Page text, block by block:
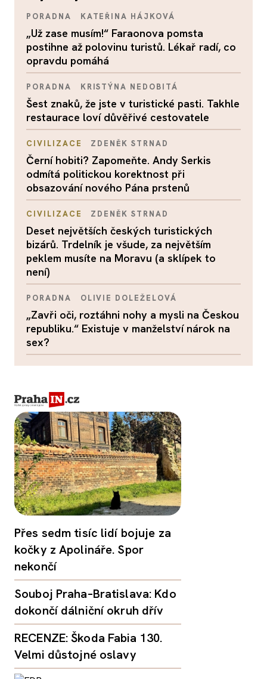
PORADNA KATEŘINA HÁJKOVÁ
„Už zase musím!“ Faraonova pomsta
postihne až polovinu turistů. Lékař radí, co
opravdu pomáhá
PORADNA KRISTÝNA NEDOBITÁ
Šest znaků, že jste v turistické pasti. Takhle
restaurace loví důvěřivé cestovatele
CIVILIZACE ZDENĚK STRNAD
Černí hobiti? Zapomeňte. Andy Serkis
odmítá politickou korektnost při
obsazování nového Pána prstenů
CIVILIZACE ZDENĚK STRNAD
Deset největších českých turistických
bizárů. Trdelník je všude, za největším
peklem musíte na Moravu (a sklípek to
není)
PORADNA OLIVIE DOLEŽELOVÁ
„Zavři oči, roztáhni nohy a mysli na Českou
republiku.“ Existuje v manželství nárok na
sex?
Přes sedm tisíc lidí bojuje za
kočky z Apolináře. Spor
nekončí
Souboj Praha–Bratislava: Kdo
dokončí dálniční okruh dřív
RECENZE: Škoda Fabia 130.
Velmi důstojné oslavy